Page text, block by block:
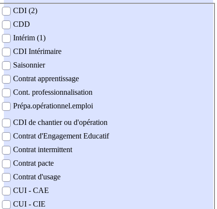
contrat
CDI (2)
CDD
Intérim (1)
CDI Intérimaire
Saisonnier
Contrat apprentissage
Cont. professionnalisation
Prépa.opérationnel.emploi
CDI de chantier ou d'opération
Contrat d'Engagement Educatif
Contrat intermittent
Contrat pacte
Contrat d'usage
CUI - CAE
CUI - CIE